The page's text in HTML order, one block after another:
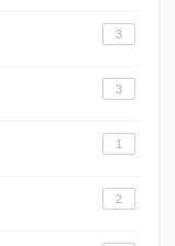
3
3
1
2